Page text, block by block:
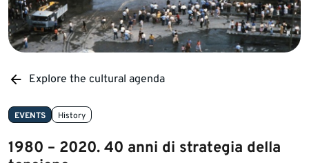
Explore the cultural agenda
EVENTS History
1980 – 2020. 40 anni di strategia della